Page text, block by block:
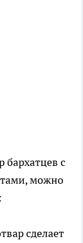
бархатцев с
можно
сделает